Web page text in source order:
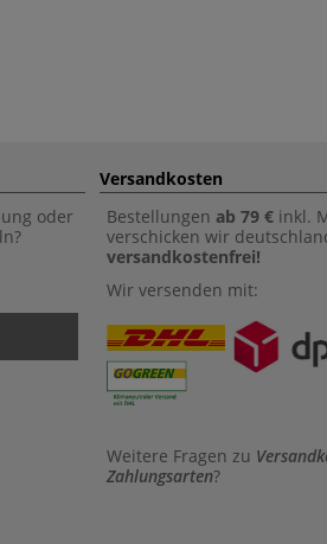
oder
Versandkosten
Bestellungen ab 79 € inkl.
verschicken wir
versandkostenfrei!
Wir versenden mit:
Weitere Fragen zu
Zahlungsarten?